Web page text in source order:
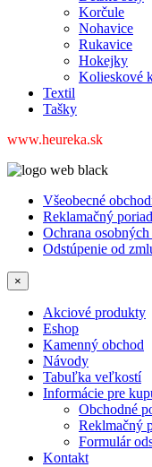
Korčule
Nohavice
Rukavice
Hokejky
Kolieskové
Textil
Tašky
www.heureka.sk
Všeobecné
Reklamačný
Ochrana
Odstúpenie od
×
Akciové produkty
Eshop
Kamenný obchod
Návody
Tabuľka veľkostí
Informácie pre
Obchodné
Reklmačný
Formulár
Kontakt